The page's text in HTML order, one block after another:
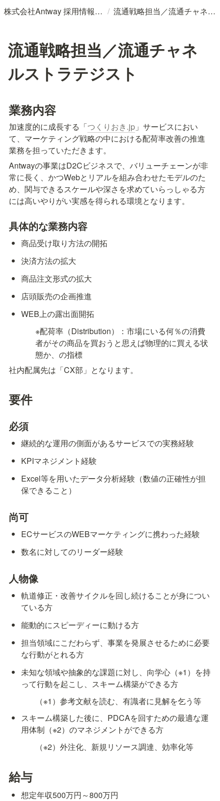
株式会社Antway 採用情報ページ / 流通戦略担当／流通チャネルストラテジスト
流通戦略担当／流通チャネ
ルストラテジスト
業務内容
加速度的に成長する「つくりおき.jp 」サービスにおい
て、マーケティング戦略の中における配荷率改善の推進
業務を担っていただきます。
Antwayの事業はD2Cビジネスで、バリューチェーンが非
常に長く、かつWebとリアルを組み合わせたモデルのた
め、関与できるスケールや深さを求めていらっしゃる方
には高いやりがい実感を得られる環境となります。
具体的な業務内容
商品受け取り方法の開拓
決済方法の拡大
商品注文形式の拡大
店頭販売の企画推進
WEB上の露出面開拓
※配荷率（Distribution）：市場にいる何％の消費
者がその商品を買おうと思えば物理的に買える状
態か、の指標
社内配属先は「CX部」となります。
要件
必須
継続的な運用の側面があるサービスでの実務経験
KPIマネジメント経験
Excel等を用いたデータ分析経験（数値の正確性が担
保できること）
尚可
ECサービスのWEBマーケティングに携わった経験
数名に対してのリーダー経験
人物像
軌道修正・改善サイクルを回し続けることが身につい
ている方
能動的にスピーディーに動ける方
担当領域にこだわらず、事業を発展させるために必要
な行動がとれる方
未知な領域や抽象的な課題に対し、向学心（※1）を持
って行動を起こし、スキーム構築ができる方
（※1）参考文献を読む、有識者に見解を乞う等
スキーム構築した後に、PDCAを回すための最適な運
用体制（※2）のマネジメントができる方
（※2）外注化、新規リソース調達、効率化等
給与
想定年収500万円～800万円